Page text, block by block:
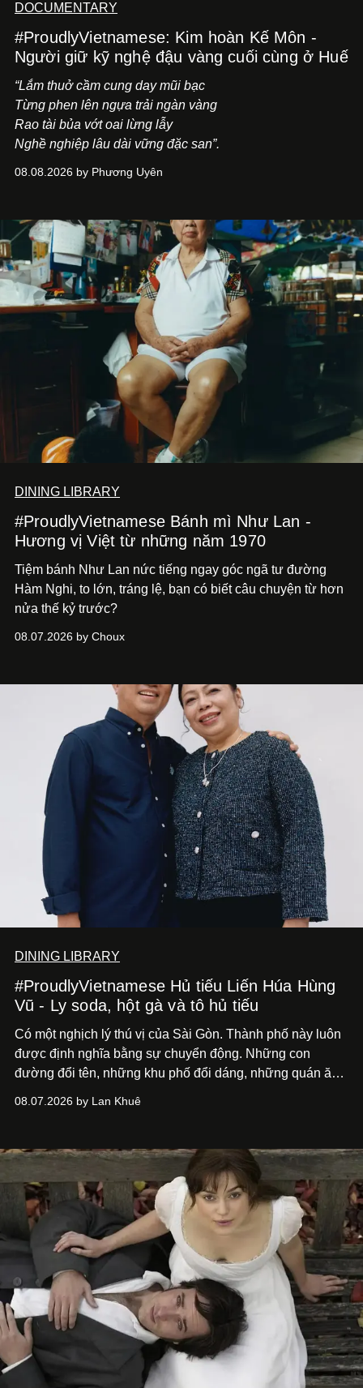
DOCUMENTARY
#ProudlyVietnamese: Kim hoàn Kế Môn -
Người giữ kỹ nghệ đậu vàng cuối cùng ở Huế
“Lắm thuở cầm cung day mũi bạc
Từng phen lên ngựa trải ngàn vàng
Rao tài bủa vớt oai lừng lẫy
Nghề nghiệp lâu dài vững đặc san”.
08.08.2026 by Phương Uyên
DINING LIBRARY
#ProudlyVietnamese Bánh mì Như Lan -
Hương vị Việt từ những năm 1970
Tiệm bánh Như Lan nức tiếng ngay góc ngã tư đường
Hàm Nghi, to lớn, tráng lệ, bạn có biết câu chuyện từ hơn
nửa thế kỷ trước?
08.07.2026 by Choux
DINING LIBRARY
#ProudlyVietnamese Hủ tiếu Liến Húa Hùng
Vũ - Ly soda, hột gà và tô hủ tiếu
Có một nghịch lý thú vị của Sài Gòn. Thành phố này luôn
được định nghĩa bằng sự chuyển động. Những con
đường đổi tên, những khu phố đổi dáng, những quán ăn
nói về cái mới, về xu hướng tiếp theo, về những điều
08.07.2026 by Lan Khuê